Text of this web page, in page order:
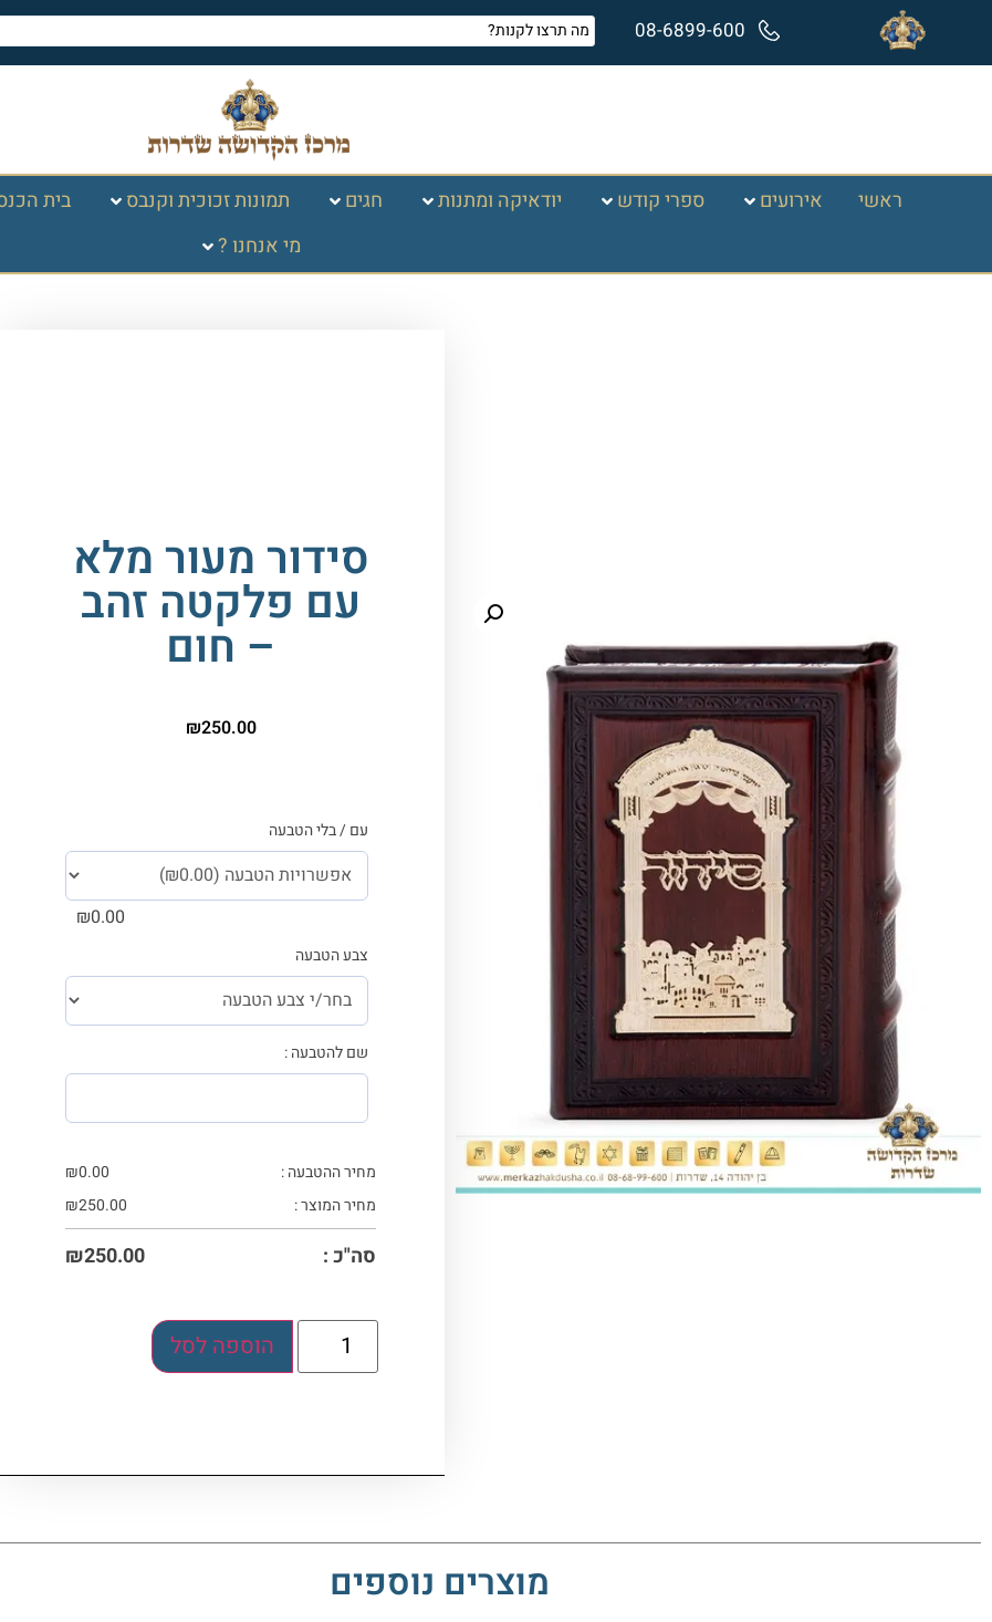
08-6899-600
ראשי אירועים ספרי קודש יודאיקה ומתנות חגים תמונות זכוכית וקנבס בית
מי אנחנו ?
סידור מעור מלא
עם פלקטה זהב
– חום
₪250.00
עם / בלי הטבעה
₪0.00
צבע הטבעה
שם להטבעה :
מחיר ההטבעה : ₪0.00
מחיר המוצר :
₪250.00
סה"כ : ₪250.00
הוספה לסל
מוצרים נוספים